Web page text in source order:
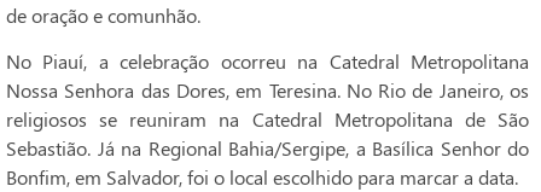
de oração e comunhão.
No Piauí, a celebração ocorreu na Catedral Metropolitana
Nossa Senhora das Dores, em Teresina. No Rio de Janeiro, os
religiosos se reuniram na Catedral Metropolitana de São
Sebastião. Já na Regional Bahia/Sergipe, a Basílica Senhor do
Bonfim, em Salvador, foi o local escolhido para marcar a data.